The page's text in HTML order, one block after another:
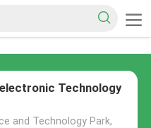
Technology
and Technology Park,